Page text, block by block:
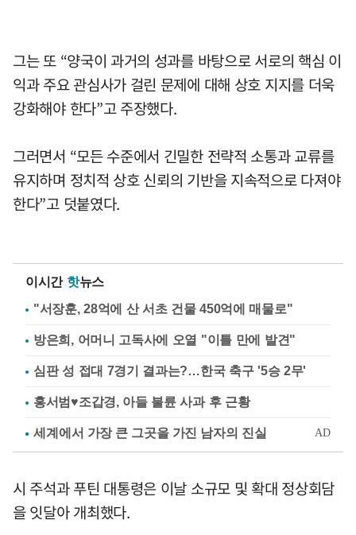
그는 또 “양국이 과거의 성과를 바탕으로 서로의 핵심 이
익과 주요 관심사가 걸린 문제에 대해 상호 지지를 더욱
강화해야 한다”고 주장했다.
그러면서 “모든 수준에서 긴밀한 전략적 소통과 교류를
유지하며 정치적 상호 신뢰의 기반을 지속적으로 다져야
한다”고 덧붙였다.
이시간 핫뉴스
"서장훈, 28억에 산 서초 건물 450억에 매물로"
방은희, 어머니 고독사에 오열 "이틀 만에 발견"
심판 성 접대 7경기 결과는?…한국 축구 '5승 2무'
홍서범♥조갑경, 아들 불륜 사과 후 근황
시 주석과 푸틴 대통령은 이날 소규모 및 확대 정상회담
을 잇달아 개최했다.